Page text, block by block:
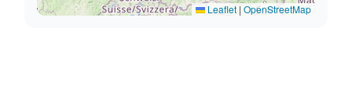
Leaflet | OpenStreetMap